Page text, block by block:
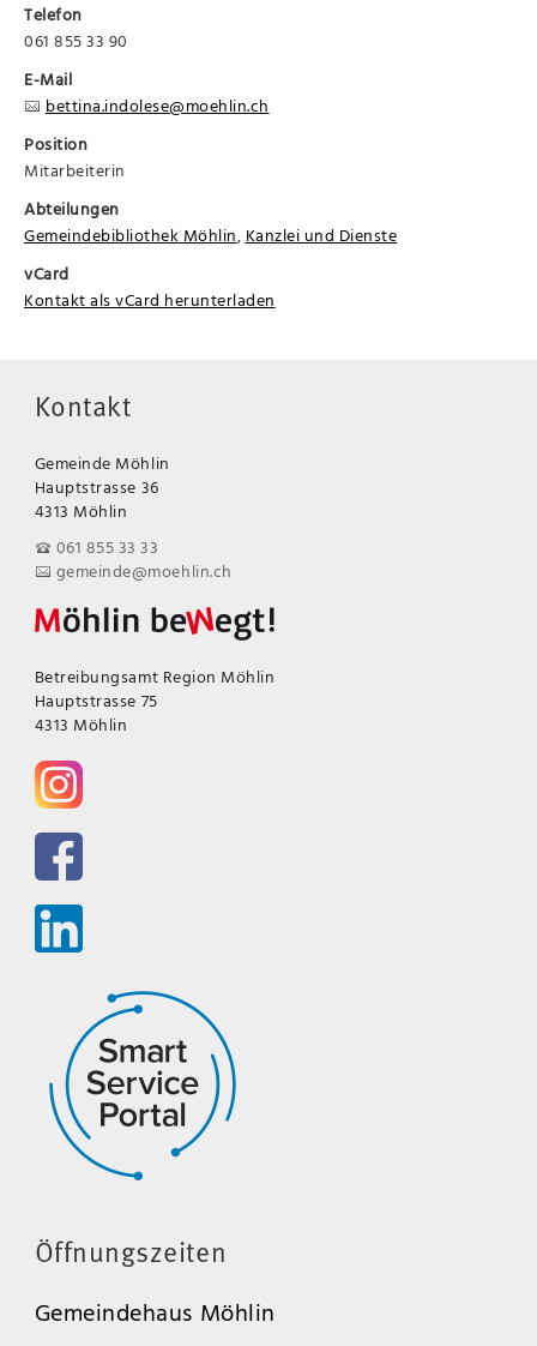
Telefon
061 855 33 90
E-Mail
bettina.indolese@moehlin.ch
Position
Mitarbeiterin
Abteilungen
Gemeindebibliothek Möhlin, Kanzlei und Dienste
vCard
Kontakt als vCard herunterladen
Kontakt
Gemeinde Möhlin
Hauptstrasse 36
4313 Möhlin
061 855 33 33
gemeinde@moehlin.ch
Betreibungsamt Region Möhlin
Hauptstrasse 75
4313 Möhlin
Öffnungszeiten
Gemeindehaus Möhlin